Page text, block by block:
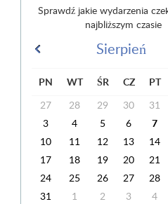
Sprawdź jakie wydarzenia
najbliższym czasie
Sierpień
PN WT ŚR CZ PT
27
28 29 30 31
3
4 5 6 7
10
11 12 13 14
17
18 19 20 21
24
25 26 27 28
31
1 2 3 4